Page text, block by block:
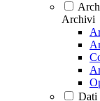
Archivi
Dati